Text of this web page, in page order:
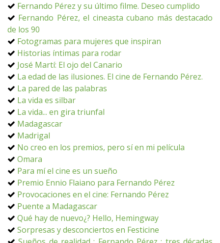
Fernando Pérez y su último filme. Deseo cumplido
Fernando Pérez, el cineasta cubano más destacado
de los 90
Fotogramas para mujeres que inspiran
Historias íntimas para rodar
José Martí: El ojo del Canario
La edad de las ilusiones. El cine de Fernando Pérez.
La pared de las palabras
La vida es silbar
La vida... en gira triunfal
Madagascar
Madrigal
No creo en los premios, pero sí en mi película
Omara
Para mí el cine es un sueño
Premio Ennio Flaiano para Fernando Pérez
Provocaciones en el cine: Fernando Pérez
Puente a Madagascar
Qué hay de nuevo¿? Hello, Hemingway
Sorpresas y desconciertos en Festicine